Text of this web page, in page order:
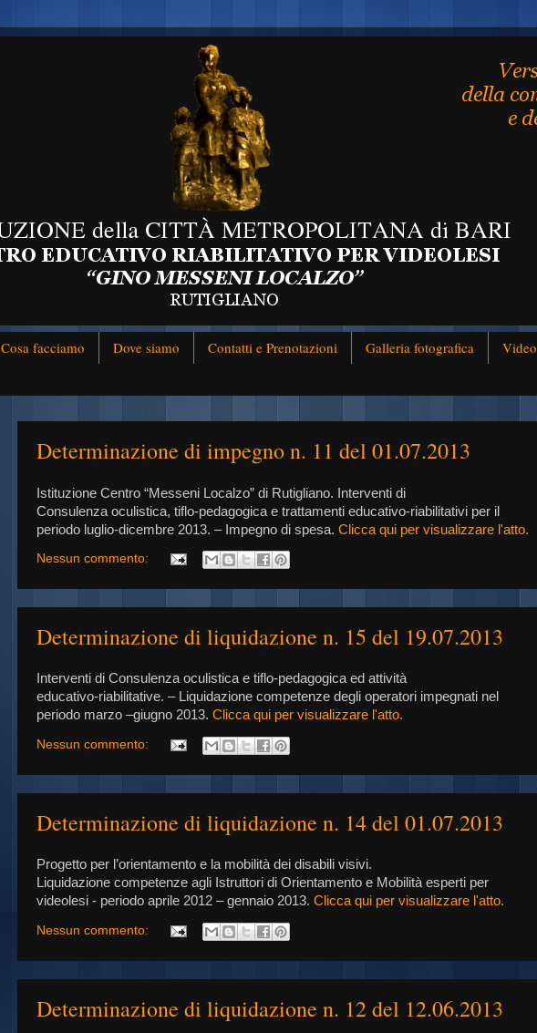
Cosa facciamo Dove siamo Contatti e Prenotazioni Galleria fotografica
Video
Determinazione di impegno n. 11 del 01.07.2013
Istituzione Centro “Messeni Localzo” di Rutigliano. Interventi di
Consulenza oculistica, tiflo-pedagogica e trattamenti educativo-riabilitativi per il
periodo luglio-dicembre 2013. – Impegno di spesa. Clicca qui per visualizzare l'atto.
Nessun commento:
Determinazione di liquidazione n. 15 del 19.07.2013
Interventi di Consulenza oculistica e tiflo-pedagogica ed attività
educativo-riabilitative. – Liquidazione competenze degli operatori impegnati nel
periodo marzo –giugno 2013. Clicca qui per visualizzare l'atto.
Nessun commento:
Determinazione di liquidazione n. 14 del 01.07.2013
Progetto per l’orientamento e la mobilità dei disabili visivi.
Liquidazione competenze agli Istruttori di Orientamento e Mobilità esperti per
videolesi - periodo aprile 2012 – gennaio 2013. Clicca qui per visualizzare l'atto.
Nessun commento:
Determinazione di liquidazione n. 12 del 12.06.2013